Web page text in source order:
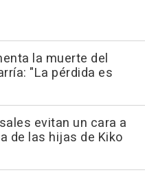
la muerte del
"La pérdida es
evitan un cara a
de las hijas de Kiko